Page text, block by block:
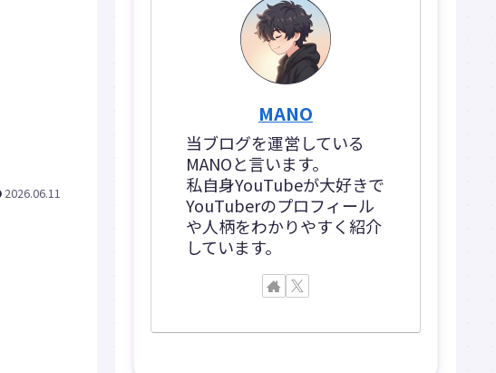
2026.06.11
MANO
当ブログを運営している
MANOと言います。
私自身YouTubeが大好きで
YouTuberのプロフィール
や人柄をわかりやすく紹介
しています。